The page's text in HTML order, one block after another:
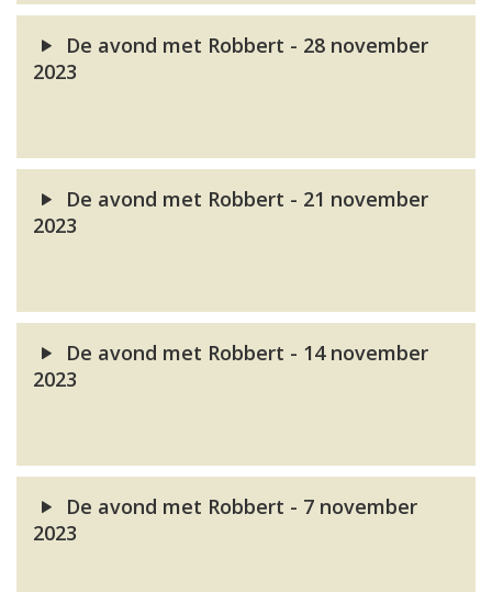
De avond met Robbert - 28 november
2023
De avond met Robbert - 21 november
2023
De avond met Robbert - 14 november
2023
De avond met Robbert - 7 november
2023